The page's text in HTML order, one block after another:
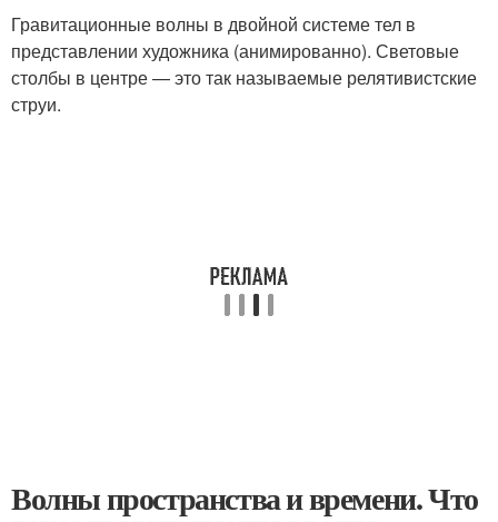
Гравитационные волны в двойной системе тел в
представлении художника (анимированно). Световые
столбы в центре — это так называемые релятивистские
струи.
Волны пространства и времени. Что